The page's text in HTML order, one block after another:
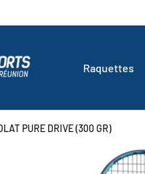
Raquettes
PURE DRIVE (300 GR)